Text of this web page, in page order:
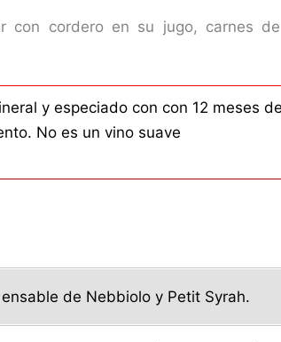
con cordero en su jugo, carnes
y especiado con con 12 meses de
No es un vino suave
de Nebbiolo y Petit Syrah.